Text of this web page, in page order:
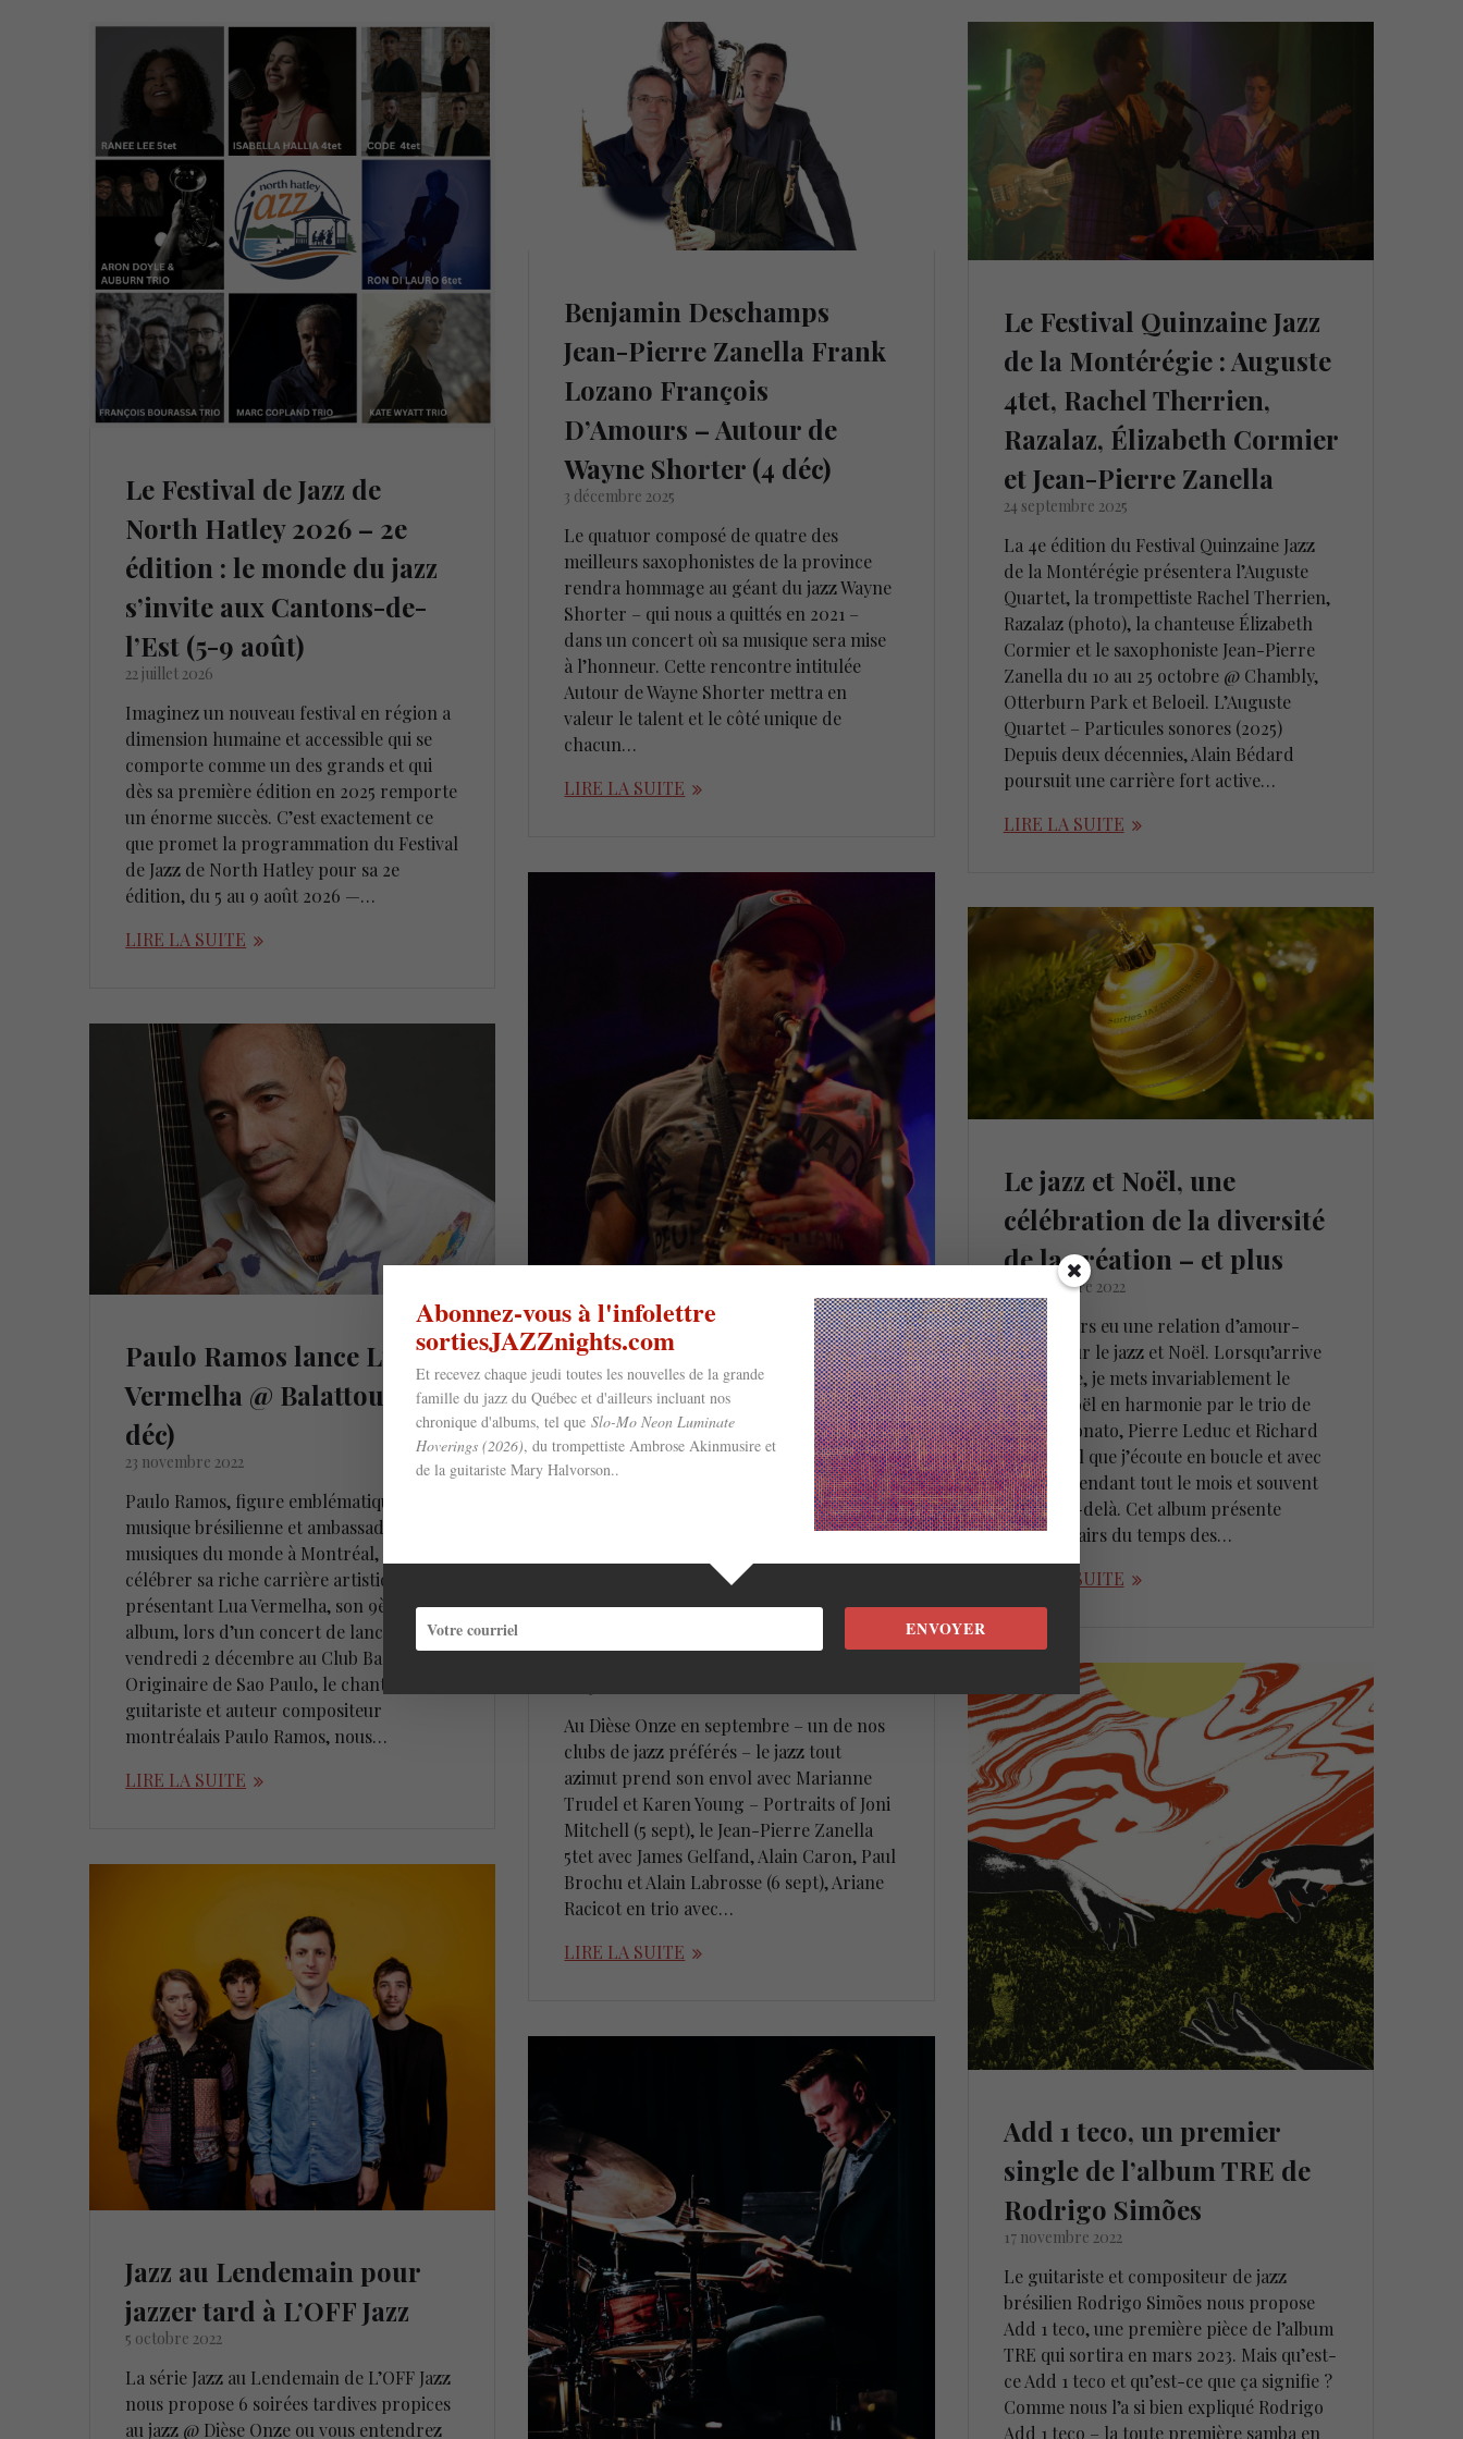
Le Festival de Jazz de
North Hatley 2026 – 2e
édition : le monde du jazz
s’invite aux Cantons-de-
l’Est (5-9 août)
22 juillet 2026
Imaginez un nouveau festival en région a
dimension humaine et accessible qui se
comporte comme un des grands et qui
dès sa première édition en 2025 remporte
un énorme succès. C’est exactement ce
que promet la programmation du Festival
de Jazz de North Hatley pour sa 2e
édition, du 5 au 9 août 2026 —…
LIRE LA SUITE
Benjamin Deschamps
Jean-Pierre Zanella Frank
Lozano François
D’Amours – Autour de
Wayne Shorter (4 déc)
3 décembre 2025
Le quatuor composé de quatre des
meilleurs saxophonistes de la province
rendra hommage au géant du jazz Wayne
Shorter – qui nous a quittés en 2021 –
dans un concert où sa musique sera mise
à l’honneur. Cette rencontre intitulée
Autour de Wayne Shorter mettra en
valeur le talent et le côté unique de
chacun…
LIRE LA SUITE
Le Festival Quinzaine Jazz
de la Montérégie : Auguste
4tet, Rachel Therrien,
Razalaz, Élizabeth Cormier
et Jean-Pierre Zanella
24 septembre 2025
La 4e édition du Festival Quinzaine Jazz
de la Montérégie présentera l’Auguste
Quartet, la trompettiste Rachel Therrien,
Razalaz (photo), la chanteuse Élizabeth
Cormier et le saxophoniste Jean-Pierre
Zanella du 10 au 25 octobre @ Chambly,
Otterburn Park et Beloeil. L’Auguste
Quartet – Particules sonores (2025)
Depuis deux décennies, Alain Bédard
poursuit une carrière fort active…
LIRE LA SUITE
Marianne Trudel, Jean-
Pierre Zanella, Ariane
Racicot, Jean-Michel
Pilc/David Binney, Mike
Murly/David Occhipinti @
Dièse Onze en sept
Au Dièse Onze en septembre – un de nos
clubs de jazz préférés – le jazz tout
azimut prend son envol avec Marianne
Trudel et Karen Young – Portraits of Joni
Mitchell (5 sept), le Jean-Pierre Zanella
5tet avec James Gelfand, Alain Caron, Paul
Brochu et Alain Labrosse (6 sept), Ariane
Racicot en trio avec…
LIRE LA SUITE
Le jazz et Noël, une
célébration de la diversité
de la création – et plus
30 novembre 2022
J’ai toujours eu une relation d’amour-
haine pour le jazz et Noël. Lorsqu’arrive
décembre, je mets invariablement le
disque Noël en harmonie par le trio de
Michel Donato, Pierre Leduc et Richard
Provençal que j’écoute en boucle et avec
passion pendant tout le mois et souvent
même au-delà. Cet album présente
quelques airs du temps des…
LIRE LA SUITE
Paulo Ramos lance Lua
Vermelha @ Balattou (2
déc)
23 novembre 2022
Paulo Ramos, figure emblématique de la
musique brésilienne et ambassadeur des
musiques du monde à Montréal, viendra
célébrer sa riche carrière artistique en
présentant Lua Vermelha, son 9ème
album, lors d’un concert de lancement le
vendredi 2 décembre au Club Balattou.
Originaire de Sao Paulo, le chanteur
guitariste et auteur compositeur
montréalais Paulo Ramos, nous…
LIRE LA SUITE
Add 1 teco, un premier
single de l’album TRE de
Rodrigo Simões
17 novembre 2022
Le guitariste et compositeur de jazz
brésilien Rodrigo Simões nous propose
Add 1 teco, une première pièce de l’album
TRE qui sortira en mars 2023. Mais qu’est-
ce Add 1 teco et qu’est-ce que ça signifie ?
Comme nous l’a si bien expliqué Rodrigo
Add 1 teco – la toute première samba en
Jazz au Lendemain pour
jazzer tard à L’OFF Jazz
5 octobre 2022
La série Jazz au Lendemain de L’OFF Jazz
nous propose 6 soirées tardives propices
au jazz @ Dièse Onze ou vous entendrez
Abonnez-vous à l'infolettre
sortiesJAZZnights.com
Et recevez chaque jeudi toutes les nouvelles de la grande
famille du jazz du Québec et d'ailleurs incluant nos
chronique d'albums, tel que Slo-Mo Neon Luminate
Hoverings (2026), du trompettiste Ambrose Akinmusire et
de la guitariste Mary Halvorson..
ENVOYER